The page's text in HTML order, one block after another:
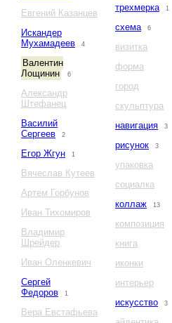
Евгений Казанцев
Искандер
Мухамадеев
4
Валентин
Лощинин
6
Александр
Штефанец
Василий
Сергеев
2
Егор Жгун 1
Вячеслав Кутеев
Артем Горбунов
Иван Тихомиров
Владимир
Шрейдер
Иван Оленкевич
Сергей
Федоров
1
Вера Евстафьева
трехмерка 1
схема 6
визитка
форма
город
скульптура
навигация
3
рисунок 3
упаковка
социалка
коллаж
13
композиция
книга
иконки
интерьер
искусство
3